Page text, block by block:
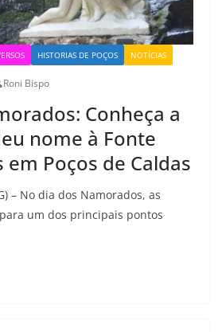
HISTORIAS DE POÇOS NOTÍCIAS
Roni Bispo
Conheça a
nome à Fonte
Poços de Caldas
– No dia dos Namorados, as
um dos principais pontos